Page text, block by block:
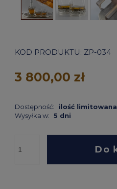
KOD PRODUKTU: ZP-034
Dostępność:
ilość limitowana
Wysyłka w:
5 dni
3 800,00 zł
Do